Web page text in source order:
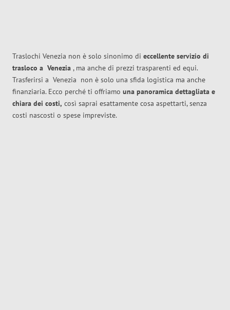
Traslochi Venezia non è solo sinonimo di eccellente servizio di
trasloco a Venezia , ma anche di prezzi trasparenti ed equi.
Trasferirsi a Venezia non è solo una sfida logistica ma anche
finanziaria. Ecco perché ti offriamo una panoramica dettagliata e
chiara dei costi, così saprai esattamente cosa aspettarti, senza
costi nascosti o spese impreviste.